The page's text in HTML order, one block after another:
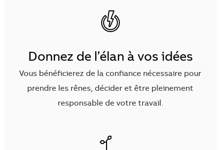
Donnez de l’élan à vos idées
Vous bénéficierez de la confiance nécessaire pour
prendre les rênes, décider et être pleinement
responsable de votre travail.